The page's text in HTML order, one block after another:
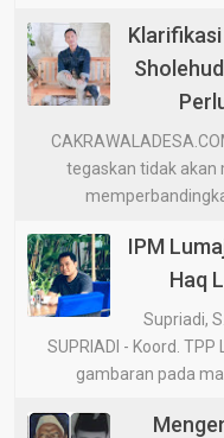
tegaskan tidak akan
IPM
Haq
Supriadi,
SUPRIADI - Koord.
gambaran pada